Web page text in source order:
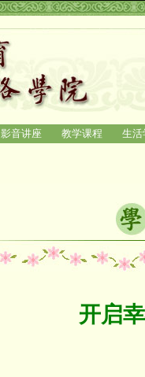
影音讲座 教学课程 生活
开启